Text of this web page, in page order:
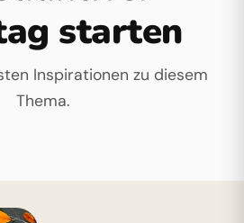
starten
Inspirationen zu diesem
Thema.